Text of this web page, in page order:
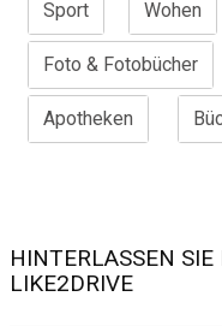
Sport Wohen
Foto & Fotobücher
Apotheken
HINTERLASSEN
LIKE2DRIVE